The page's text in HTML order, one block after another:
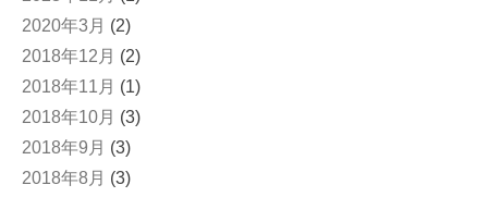
2020年3月 (2)
2018年12月 (2)
2018年11月 (1)
2018年10月 (3)
2018年9月 (3)
2018年8月 (3)